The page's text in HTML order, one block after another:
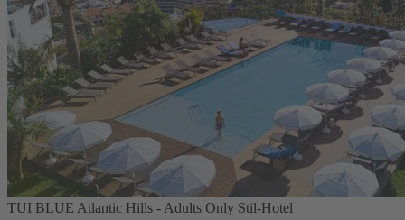
TUI BLUE Atlantic Hills - Adults Only Stil-Hotel